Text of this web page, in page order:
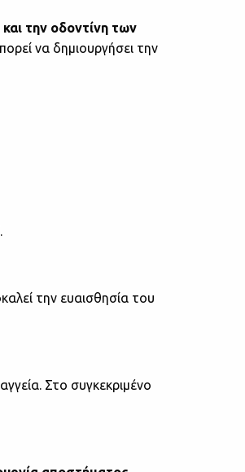
την οδοντίνη των
να δημιουργήσει την
την ευαισθησία του
Στο συγκεκριμένο